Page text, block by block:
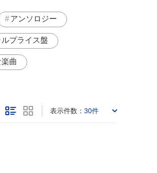
アンソロジー
プライス盤
曲
表示件数： 30件